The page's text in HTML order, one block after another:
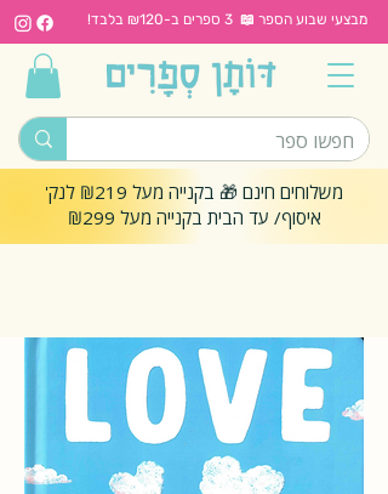
מבצעי שבוע הספר 📖 3 ספרים ב-₪120 בלבד!
משלוחים חינם 🎁 בקנייה מעל ₪219 לנק'
איסוף/ עד הבית בקנייה מעל ₪299